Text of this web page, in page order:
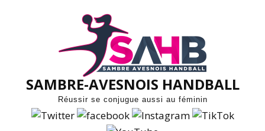
SAMBRE-AVESNOIS HANDBALL
Réussir se conjugue aussi au féminin